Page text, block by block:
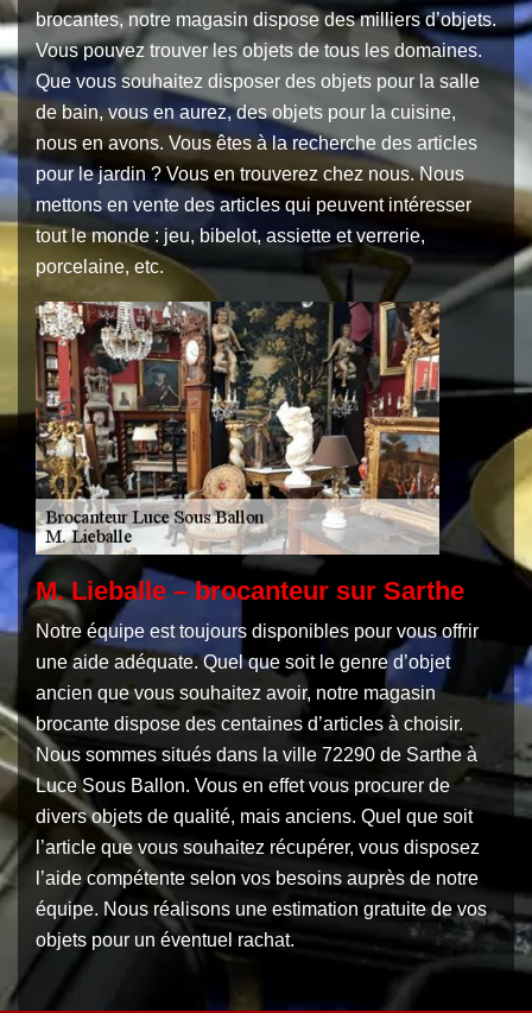
brocantes, notre magasin dispose des milliers d’objets.
Vous pouvez trouver les objets de tous les domaines.
Que vous souhaitez disposer des objets pour la salle
de bain, vous en aurez, des objets pour la cuisine,
nous en avons. Vous êtes à la recherche des articles
pour le jardin ? Vous en trouverez chez nous. Nous
mettons en vente des articles qui peuvent intéresser
tout le monde : jeu, bibelot, assiette et verrerie,
porcelaine, etc.
M. Lieballe – brocanteur sur Sarthe
Notre équipe est toujours disponibles pour vous offrir
une aide adéquate. Quel que soit le genre d’objet
ancien que vous souhaitez avoir, notre magasin
brocante dispose des centaines d’articles à choisir.
Nous sommes situés dans la ville 72290 de Sarthe à
Luce Sous Ballon. Vous en effet vous procurer de
divers objets de qualité, mais anciens. Quel que soit
l’article que vous souhaitez récupérer, vous disposez
l’aide compétente selon vos besoins auprès de notre
équipe. Nous réalisons une estimation gratuite de vos
objets pour un éventuel rachat.